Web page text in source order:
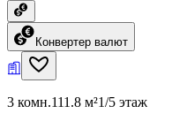
Конвертер валют
3 комн.111.8 м²1/5 этаж